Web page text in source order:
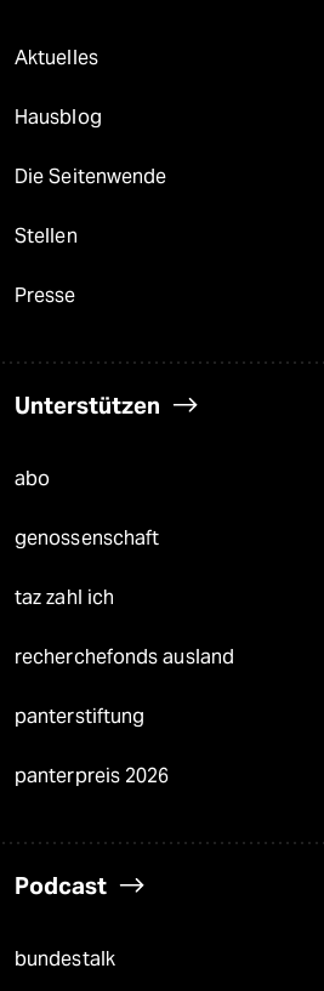
Aktuelles
Hausblog
Die Seitenwende
Stellen
Presse
Unterstützen
abo
genossenschaft
taz zahl ich
recherchefonds ausland
panterstiftung
panterpreis 2026
Podcast
bundestalk